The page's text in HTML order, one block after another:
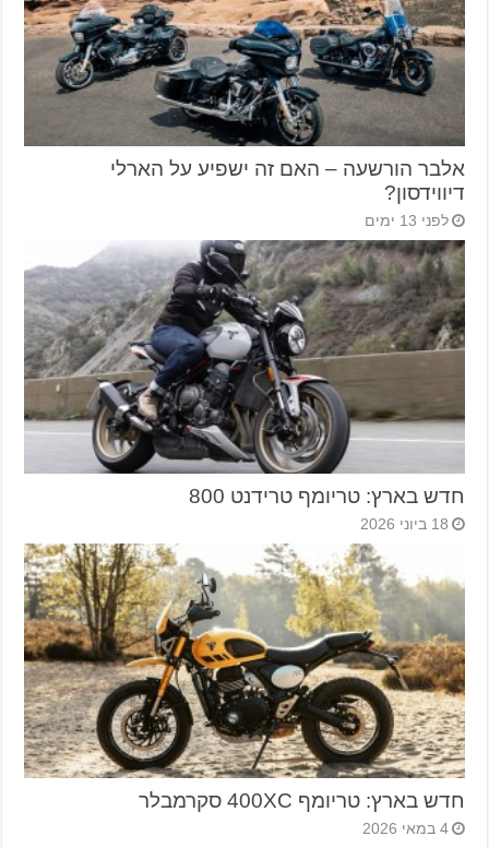
אלבר הורשעה – האם זה ישפיע על הארלי
דיווידסון?
לפני 13 ימים
חדש בארץ: טריומף טרידנט 800
18 ביוני 2026
חדש בארץ: טריומף 400XC סקרמבלר
4 במאי 2026